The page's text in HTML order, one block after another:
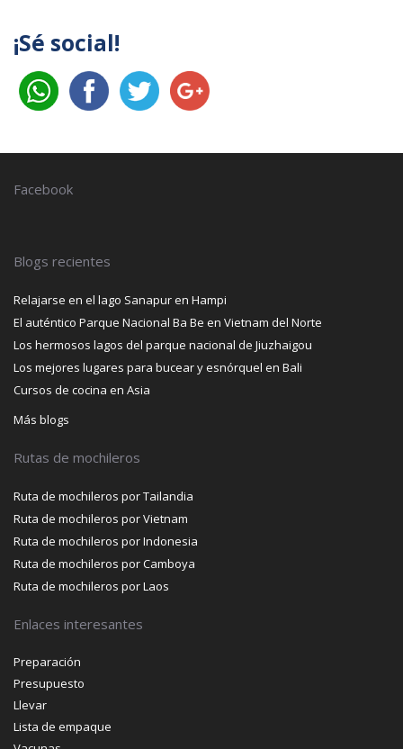
¡Sé social!
Facebook
Blogs recientes
Relajarse en el lago Sanapur en Hampi
El auténtico Parque Nacional Ba Be en Vietnam del Norte
Los hermosos lagos del parque nacional de Jiuzhaigou
Los mejores lugares para bucear y esnórquel en Bali
Cursos de cocina en Asia
Más blogs
Rutas de mochileros
Ruta de mochileros por Tailandia
Ruta de mochileros por Vietnam
Ruta de mochileros por Indonesia
Ruta de mochileros por Camboya
Ruta de mochileros por Laos
Enlaces interesantes
Preparación
Presupuesto
Llevar
Lista de empaque